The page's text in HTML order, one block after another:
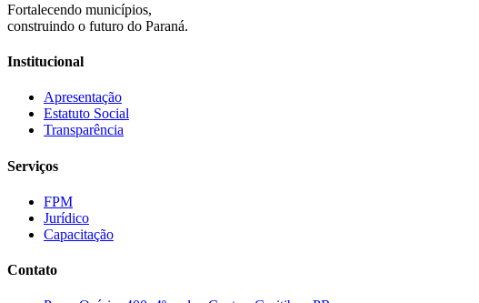
Fortalecendo municípios,
construindo o futuro do Paraná.
Institucional
Apresentação
Estatuto Social
Transparência
Serviços
FPM
Jurídico
Capacitação
Contato